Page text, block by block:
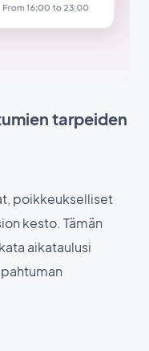
tarpeiden
poikkeukselliset
kesto. Tämän
aikataulusi